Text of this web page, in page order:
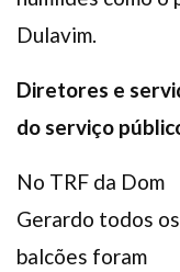
Dulavim.
Diretores e
do serviço
No TRF da Dom
Gerardo todos os
balcões foram